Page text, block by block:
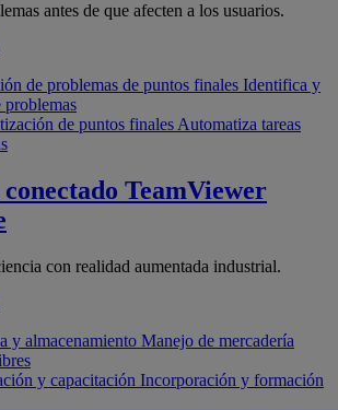
antes de que afecten a los usuarios.
de problemas de puntos finales Identifica y
problemas
de puntos finales Automatiza tareas
TeamViewer
con realidad aumentada industrial.
y almacenamiento Manejo de mercadería
y capacitación Incorporación y formación